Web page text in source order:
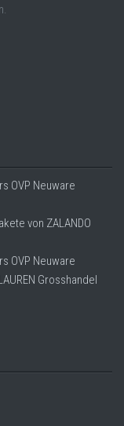
OVP Neuware
von ZALANDO
OVP Neuware
Grosshandel